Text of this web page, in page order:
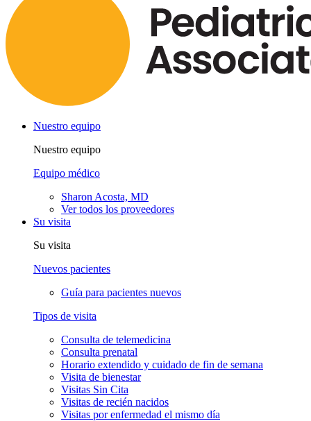
Nuestro equipo
Nuestro equipo
Equipo médico
Sharon Acosta, MD
Ver todos los proveedores
Su visita
Su visita
Nuevos pacientes
Guía para pacientes nuevos
Tipos de visita
Consulta de telemedicina
Consulta prenatal
Horario extendido y cuidado de fin de semana
Visita de bienestar
Visitas Sin Cita
Visitas de recién nacidos
Visitas por enfermedad el mismo día